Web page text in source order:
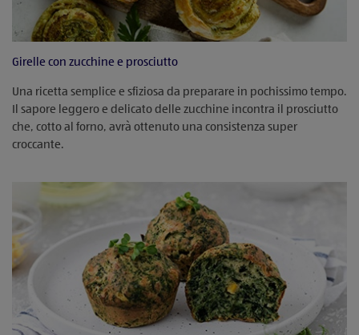
Girelle con zucchine e prosciutto
Una ricetta semplice e sfiziosa da preparare in pochissimo tempo.
Il sapore leggero e delicato delle zucchine incontra il prosciutto
che, cotto al forno, avrà ottenuto una consistenza super
croccante.